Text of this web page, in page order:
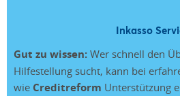
Inkasso
Gut zu wissen: Wer schnell den
Hilfestellung sucht, kann bei
wie Creditreform Unterstützung